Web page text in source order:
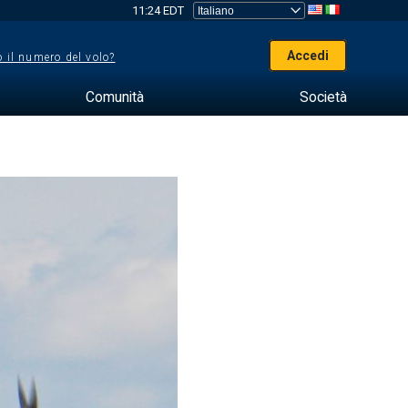
11:24 EDT
il numero del volo? Accedi
Comunità Società